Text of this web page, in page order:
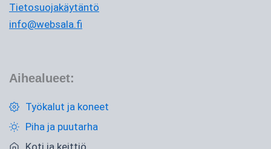
Tietosuojakäytäntö
info@websala.fi
Aihealueet:
Työkalut ja koneet
Piha ja puutarha